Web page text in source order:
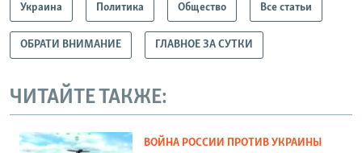
Украина Политика Общество Все статьи
ОБРАТИ ВНИМАНИЕ ГЛАВНОЕ ЗА СУТКИ
ЧИТАЙТЕ ТАКЖЕ:
ВОЙНА РОССИИ ПРОТИВ УКРАИНЫ